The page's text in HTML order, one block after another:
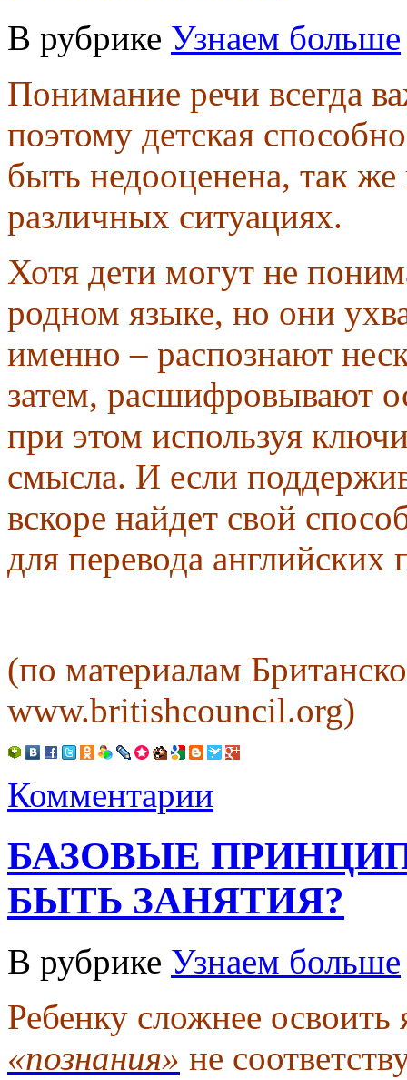
В рубрике Узнаем больше
Понимание речи всегда
поэтому детская
быть недооценена, так
различных ситуациях.
Хотя дети могут не
родном языке, но они
именно – распознают
затем, расшифровывают
при этом используя
смысла. И если
вскоре найдет свой
для перевода английских
(по материалам
www.britishcouncil.org)
Комментарии
БАЗОВЫЕ
БЫТЬ ЗАНЯТИЯ?
В рубрике Узнаем больше
Ребенку сложнее
«познания» не